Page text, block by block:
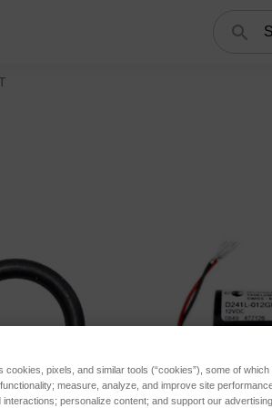
cookies, pixels, and similar tools (“cookies”), some of
measure, analyze, and improve site
personalize content; and support our